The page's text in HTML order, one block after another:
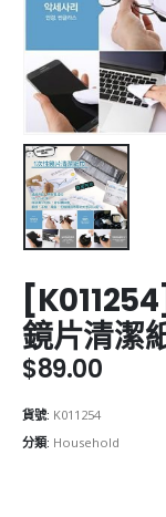
鏡片清潔
$89.00
貨號: K011254
分類: Household